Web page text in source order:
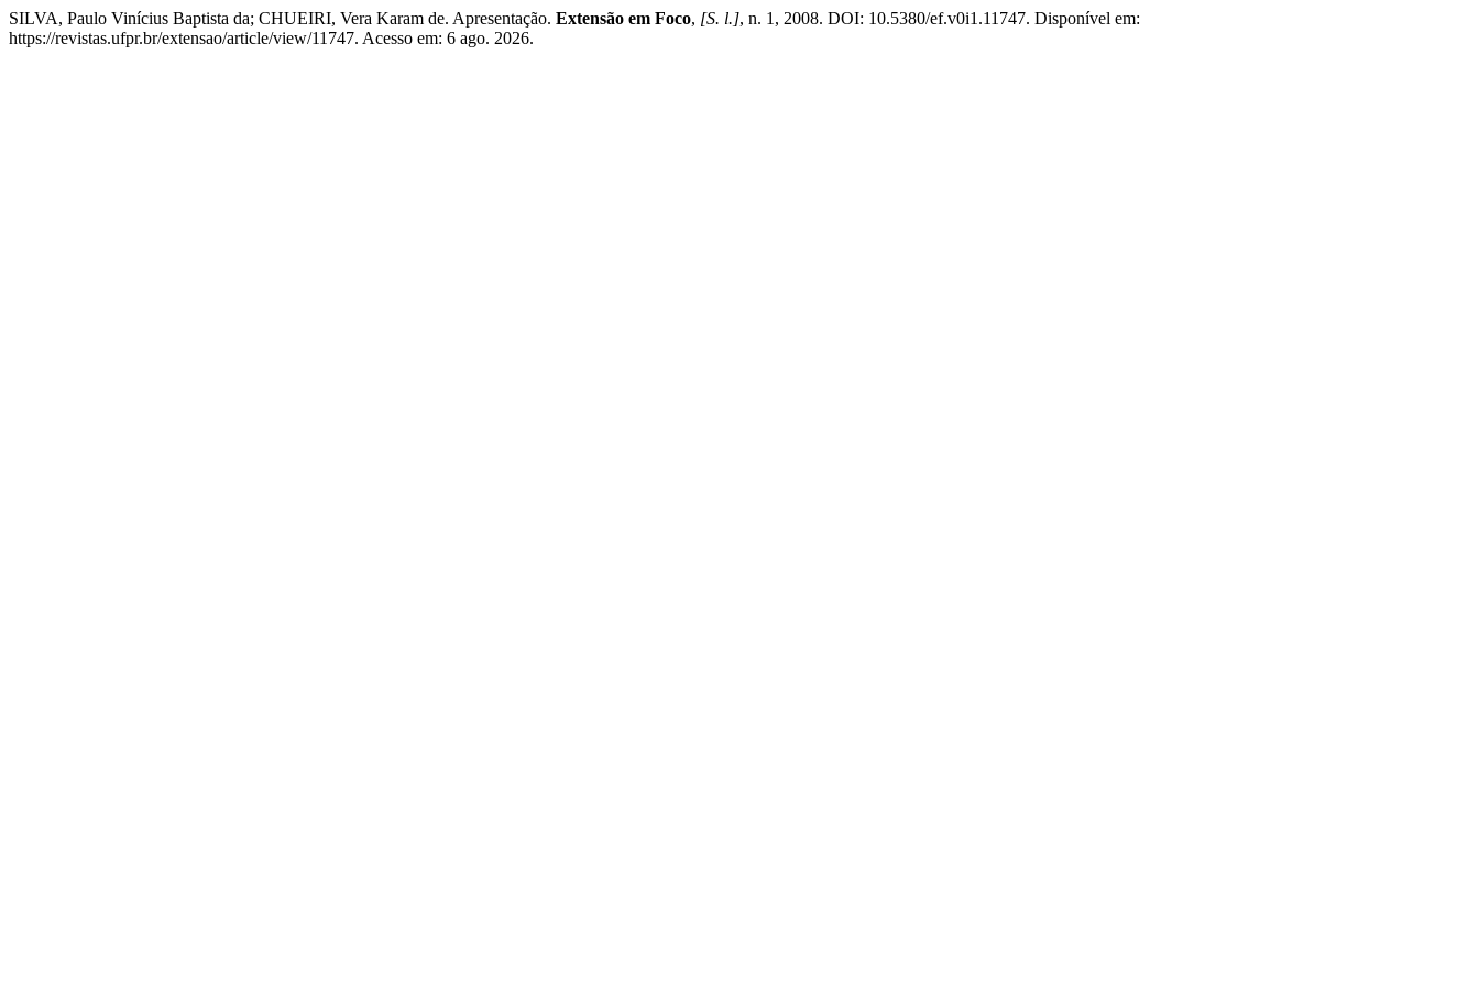
SILVA, Paulo Vinícius Baptista da; CHUEIRI, Vera Karam de. Apresentação. Extensão em Foco, [S. l.], n. 1, 2008. DOI: 10.5380/ef.v0i1.11747. Disponível em:
https://revistas.ufpr.br/extensao/article/view/11747. Acesso em: 6 ago. 2026.